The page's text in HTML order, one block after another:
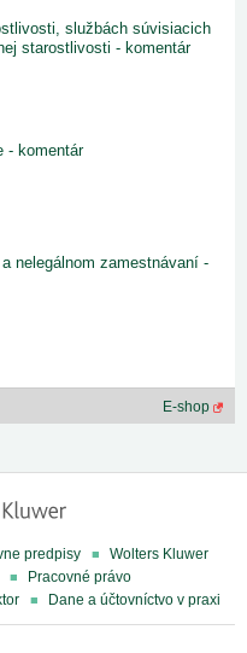
službách súvisiacich
starostlivosti - komentár
- komentár
nelegálnom zamestnávaní -
E-shop
predpisy
Wolters Kluwer
Pracovné právo
Dane a účtovníctvo v praxi